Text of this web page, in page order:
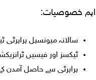
اہم خصوصیات:
سالانہ میونسپل پراپرٹی
ٹیکسز اور فیسیں
پراپرٹی سے حاصل آمدن